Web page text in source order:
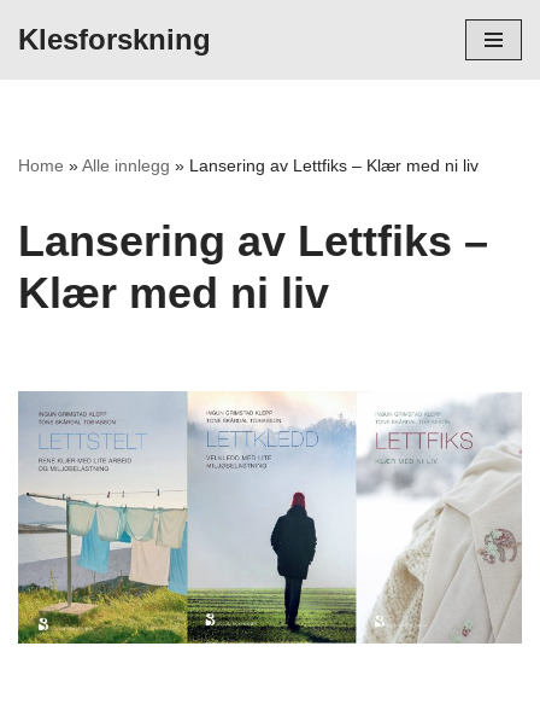
Klesforskning
Home »Alle innlegg » Lansering av Lettfiks – Klær med ni liv
Lansering av Lettfiks –
Klær med ni liv